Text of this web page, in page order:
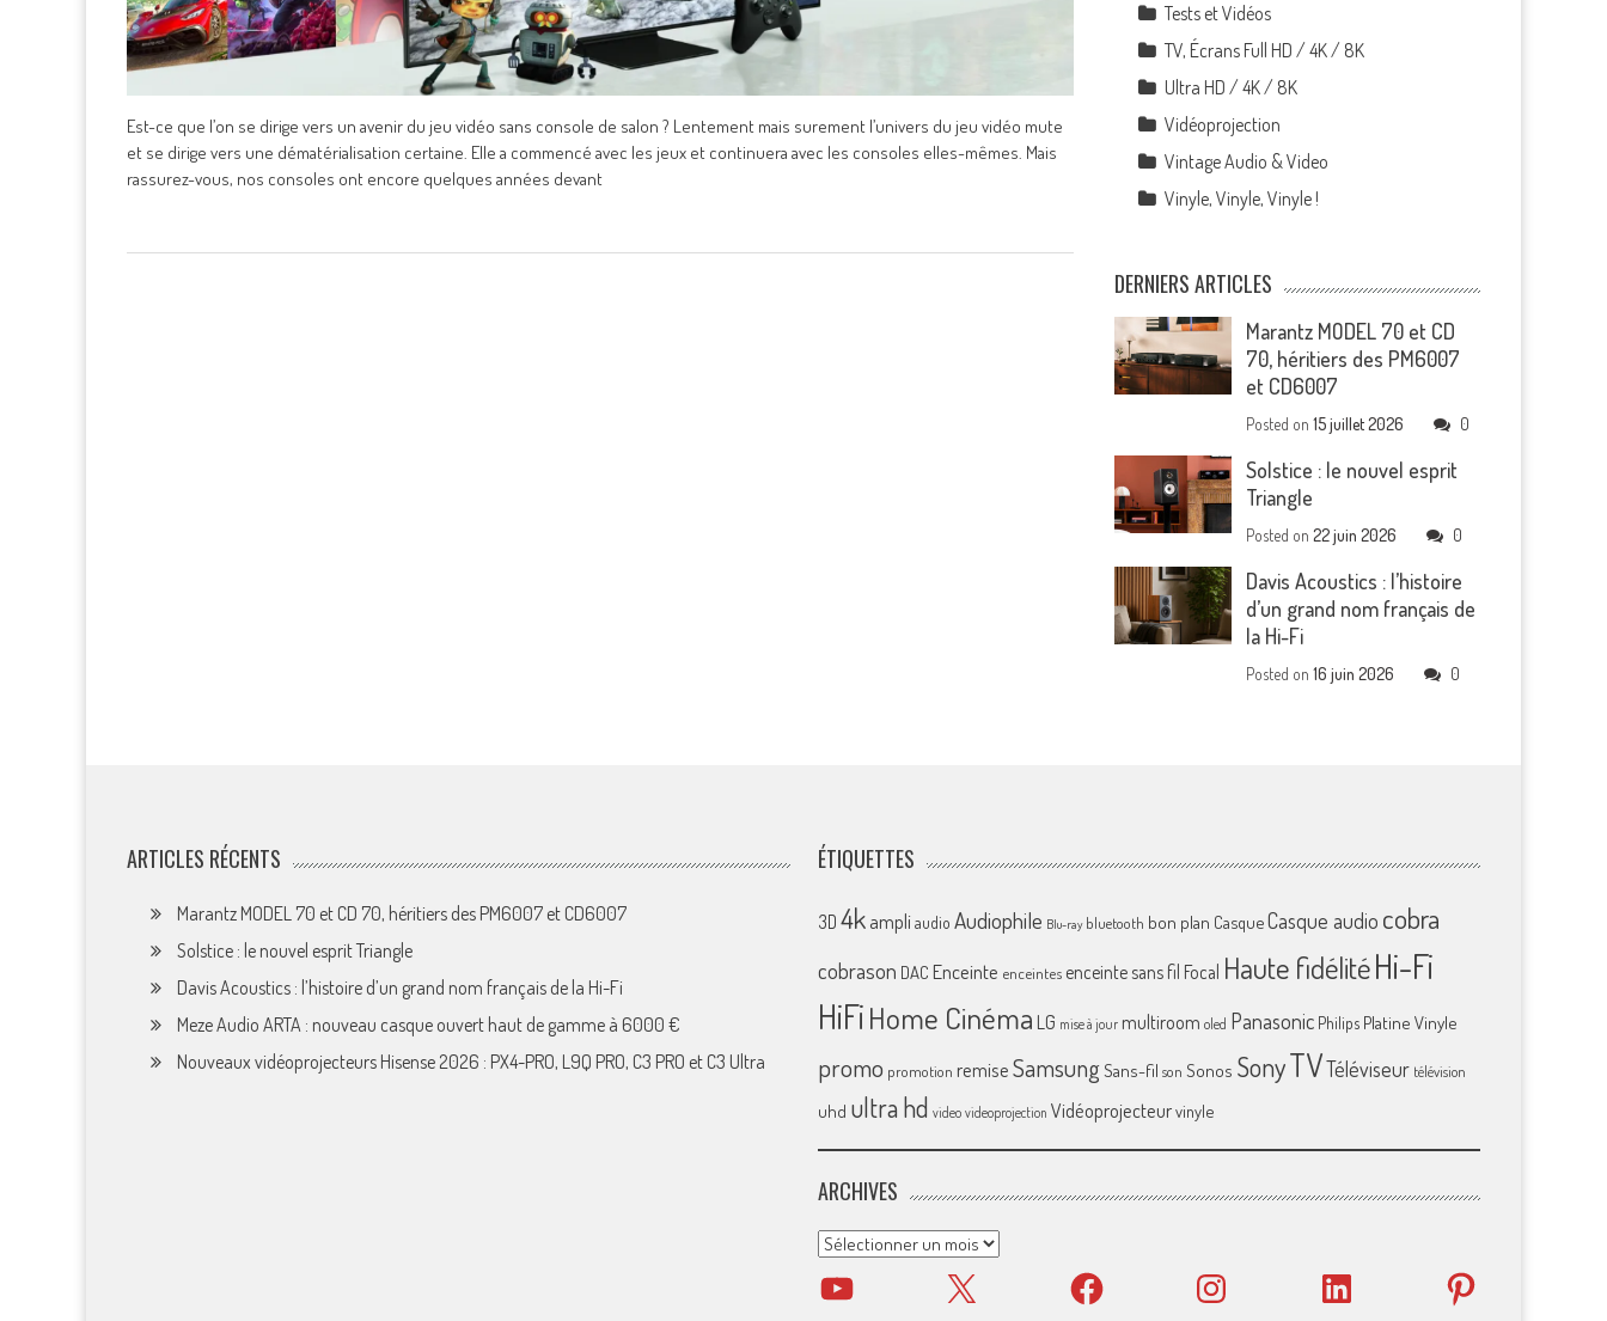
Est-ce que l’on se dirige vers un avenir du jeu vidéo sans console de salon ? Lentement mais surement l’univers du jeu vidéo mute
et se dirige vers une dématérialisation certaine. Elle a commencé avec les jeux et continuera avec les consoles elles-mêmes. Mais
rassurez-vous, nos consoles ont encore quelques années devant
Tests et Vidéos
TV, Écrans Full HD / 4K / 8K
Ultra HD / 4K / 8K
Vidéoprojection
Vintage Audio & Video
Vinyle, Vinyle, Vinyle !
DERNIERS ARTICLES
Marantz MODEL 70 et CD
70, héritiers des PM6007
et CD6007
Posted on15 juillet 2026 0
Solstice : le nouvel esprit
Triangle
Posted on22 juin 2026 0
Davis Acoustics : l’histoire
d’un grand nom français de
la Hi-Fi
Posted on16 juin 2026 0
ARTICLES RÉCENTS
Marantz MODEL 70 et CD 70, héritiers des PM6007 et CD6007
Solstice : le nouvel esprit Triangle
Davis Acoustics : l’histoire d’un grand nom français de la Hi-Fi
Meze Audio ARTA : nouveau casque ouvert haut de gamme à 6000 €
Nouveaux vidéoprojecteurs Hisense 2026 : PX4-PRO, L9Q PRO, C3 PRO et C3 Ultra
ÉTIQUETTES
3D 4k ampliaudio Audiophile Blu-ray bluetooth bon plan CasqueCasque audio cobra
cobrason DAC Enceinte enceintes enceinte sans fil Focal Haute fidélitéHi-Fi
HiFiHome Cinéma LG mise à jour multiroom oled Panasonic Philips Platine Vinyle
promo promotion remiseSamsungSans-fil son Sonos SonyTVTéléviseur télévision
uhd ultra hd video videoprojection Vidéoprojecteurvinyle
ARCHIVES
Archives
YouTube X Facebook Instagram LinkedIn Pinterest